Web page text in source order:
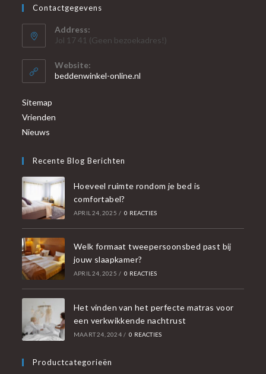
Contactgegevens
Address:
Jol 17 41 (Geen bezoekadres!)
Website:
beddenwinkel-online.nl
Sitemap
Vrienden
Nieuws
Recente Blog Berichten
Hoeveel ruimte rondom je bed is
comfortabel?
APRIL 24, 2025 / 0 REACTIES
Welk formaat tweepersoonsbed past bij
jouw slaapkamer?
APRIL 24, 2025 / 0 REACTIES
Het vinden van het perfecte matras voor
een verkwikkende nachtrust
MAART 24, 2024 / 0 REACTIES
Productcategorieën